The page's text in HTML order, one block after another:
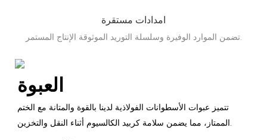
امدادات مستقرة
تضمن الموارد الوفيرة وسلسلة التوريد الموثوقة الإنتاج المستمر.
العبوة
تتميز عبوات الأسطوانات الفولاذية لدينا بالقوة والمتانة مع الختم